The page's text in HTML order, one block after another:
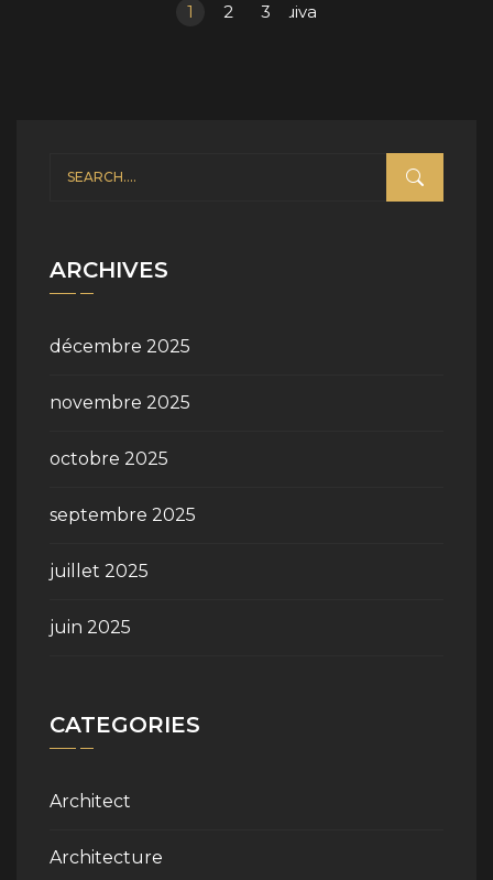
1 2 3 Suivant »
ARCHIVES
décembre 2025
novembre 2025
octobre 2025
septembre 2025
juillet 2025
juin 2025
CATEGORIES
Architect
Architecture